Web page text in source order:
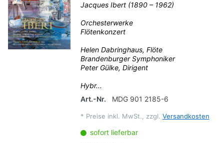
Jacques Ibert (1890 – 1962)
Orchesterwerke
Flötenkonzert
Helen Dabringhaus, Flöte
Brandenburger Symphoniker
Peter Gülke, Dirigent
Hybr...
Art.-Nr.
MDG 901 2185-6
* Preise inkl. MwSt., zzgl. Versandkosten
sofort lieferbar